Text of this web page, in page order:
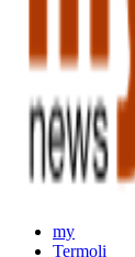
my
Termoli